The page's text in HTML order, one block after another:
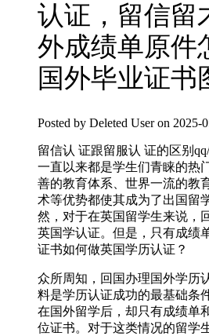
认证，留信留
外成绩单原件
国外毕业证书
Posted by Deleted User on 2025-
留信认 证跟留服认 证的区别qq/
一直以来都是学生们青睐的热
善的教育体系、世界一流的教
术等优势都使其成为了出国留
然，对于在英国留学生来说，
英国学认证。但是，只有成绩
证书如何做英国学历认证？
众所周知，回国办理国外学历
料是学历认证成功的最基础条
在国外留学后，却只有成绩单
位证书。对于这类情况的留学